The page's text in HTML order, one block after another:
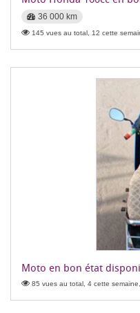
36 000 km
145 vues au total, 12 cette
Moto en bon état
85 vues au total, 4 cette